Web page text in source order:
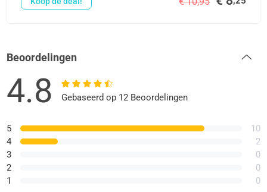
Beoordelingen
4.8 Gebaseerd op 12 Beoordelingen
5
4
3
2
1
10
2
0
0
0